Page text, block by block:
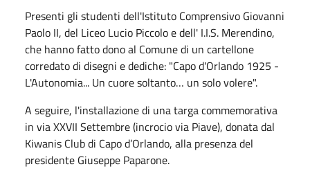
Presenti gli studenti dell'Istituto Comprensivo Giovanni
Paolo II, del Liceo Lucio Piccolo e dell' I.I.S. Merendino,
che hanno fatto dono al Comune di un cartellone
corredato di disegni e dediche: "Capo d'Orlando 1925 -
L'Autonomia... Un cuore soltanto… un solo volere".
A seguire, l'installazione di una targa commemorativa
in via XXVII Settembre (incrocio via Piave), donata dal
Kiwanis Club di Capo d’Orlando, alla presenza del
presidente Giuseppe Paparone.